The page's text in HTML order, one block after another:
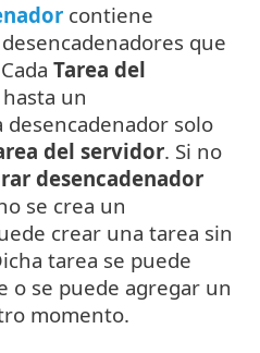
contiene
que
Tarea del
un
desencadenador solo
del servidor. Si no
desencadenador
se crea un
crear una tarea sin
tarea se puede
o se puede agregar un
momento.